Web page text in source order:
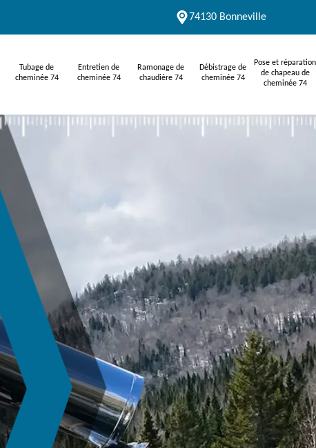
74130 Bonneville
Tubage de
cheminée 74
Entretien de
cheminée 74
Ramonage de
chaudière 74
Débistrage de
cheminée 74
Pose et réparation
de chapeau de
cheminée 74